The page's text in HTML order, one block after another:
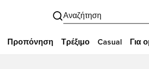
Αναζήτηση
Προπόνηση Τρέξιμο Casual Για